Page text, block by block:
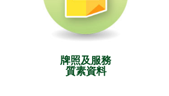
牌照及服務
質素資料